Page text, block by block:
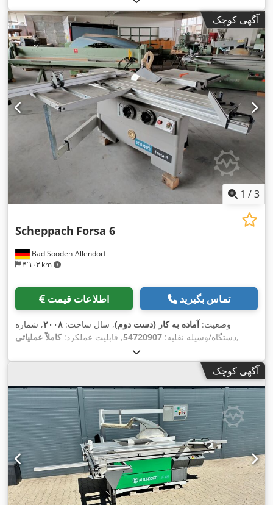
آگهی کوچک
1 /3
Bad Sooden-Allendorf
۴٬۱۰۳ km
Scheppach Forsa 6
اطلاعات قیمت تماس بگیرید
وضعیت:آماده به کار (دست دوم), سال ساخت: ۲۰۰۸, شماره
دستگاه/وسیله نقلیه: 54720907, قابلیت عملکرد:کاملاً عملیاتی ,
آگهی کوچک